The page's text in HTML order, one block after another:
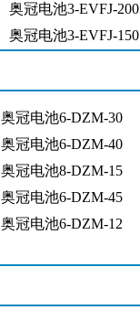
奥冠电池3-EVFJ-200
奥冠电池3-EVFJ-150
奥冠电池6-DZM-30
奥冠电池6-DZM-40
奥冠电池8-DZM-15
奥冠电池6-DZM-45
奥冠电池6-DZM-12